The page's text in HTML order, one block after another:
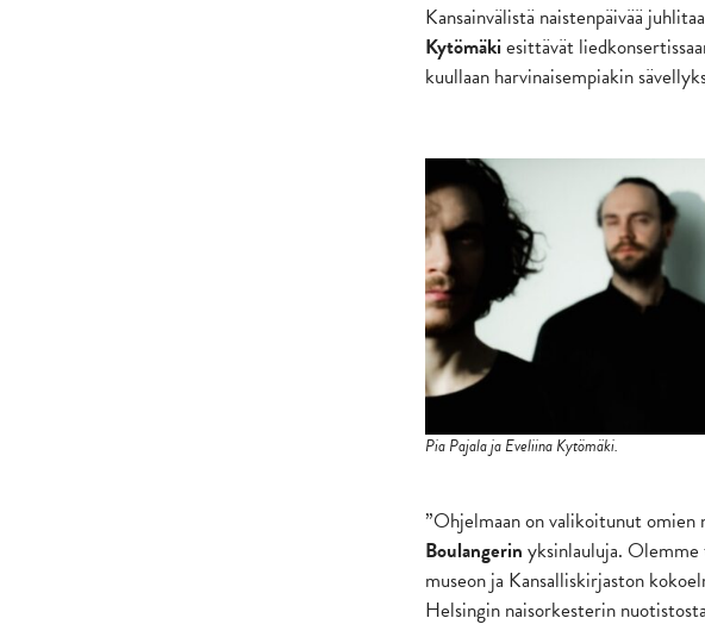
Kansainvälistä naistenpäivää
Kytömäki esittävät
kuullaan harvinaisempiakin
Pia Pajala ja Eveliina Kytömäki.
”Ohjelmaan on valikoitunut
Boulangerinyksinlauluja.
museon ja Kansalliskirjaston
Helsingin naisorkesterin